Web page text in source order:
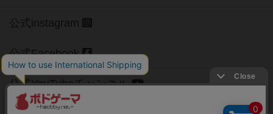
公式instagram
公式Facebook
公式YouTubeチャンネル